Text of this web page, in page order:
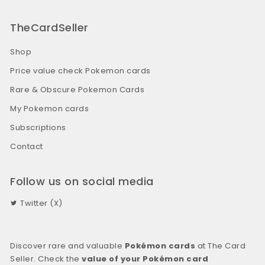
TheCardSeller
Shop
Price value check Pokemon cards
Rare & Obscure Pokemon Cards
My Pokemon cards
Subscriptions
Contact
Follow us on social media
Twitter (X)
Discover rare and valuable Pokémon cards at The Card
Seller. Check thevalue of your Pokémon card